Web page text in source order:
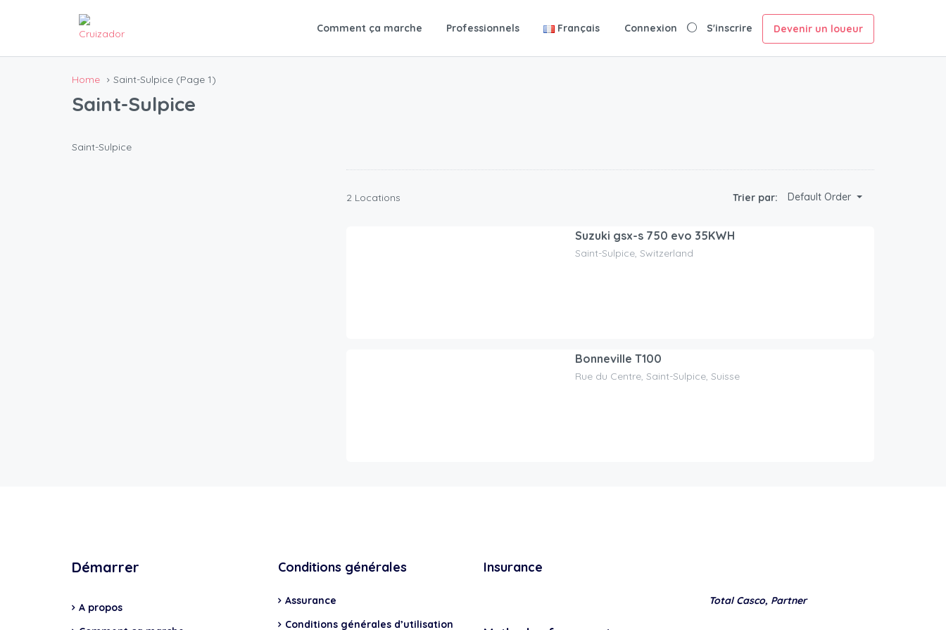
Comment ça marche Professionnels Français Connexion S'inscrire Devenir un loueur
Home Saint-Sulpice (Page 1)
Saint-Sulpice
Saint-Sulpice
2 Locations Trier par: Default Order
Suzuki gsx-s 750 evo 35KWH
Saint-Sulpice, Switzerland
Bonneville T100
Rue du Centre, Saint-Sulpice, Suisse
Démarrer
A propos
Conditions générales
Assurance
Conditions générales d’utilisation
Insurance
Total Casco, Partner